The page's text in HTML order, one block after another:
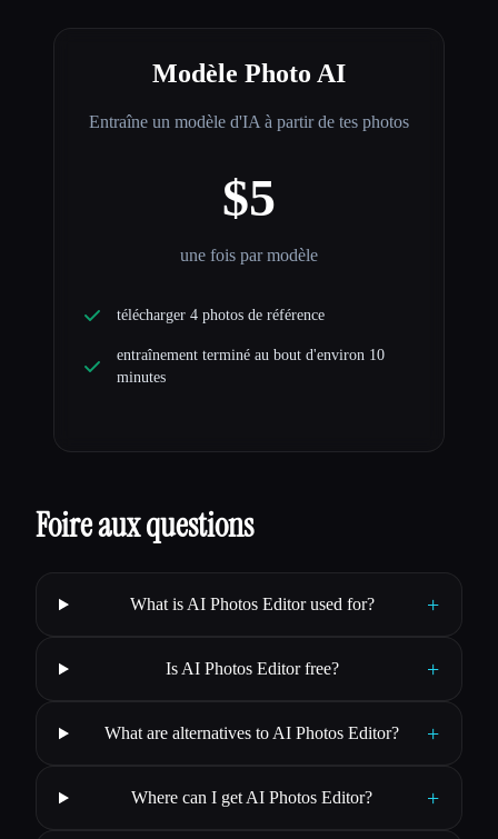
Modèle Photo AI
Entraîne un modèle d'IA à partir de tes photos
$5
une fois par modèle
télécharger 4 photos de référence
entraînement terminé au bout d'environ 10
minutes
Foire aux questions
What is AI Photos Editor used for? +
Is AI Photos Editor free? +
What are alternatives to AI Photos Editor? +
Where can I get AI Photos Editor? +